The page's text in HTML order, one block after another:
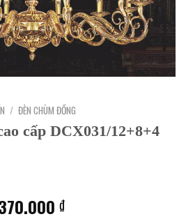
/ ĐÈN CHÙM ĐỒNG
cấp DCX031/12+8+4
₫Giá